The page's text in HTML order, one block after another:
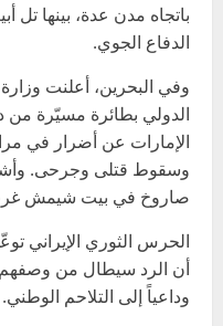
باتجاه مدن عدة، بينها
الدفاع الجوي.
وفي البحرين، أعلنت
الدولي بطائرة مسيّرة من
الإمارات عن أضرار في
وسقوط قتلى وجرحى.
صاروخ في بيت شيمش
الحرس الثوري الإيراني
أن الرد سيطال من وصفهم
وداعياً إلى التلاحم الوطني.